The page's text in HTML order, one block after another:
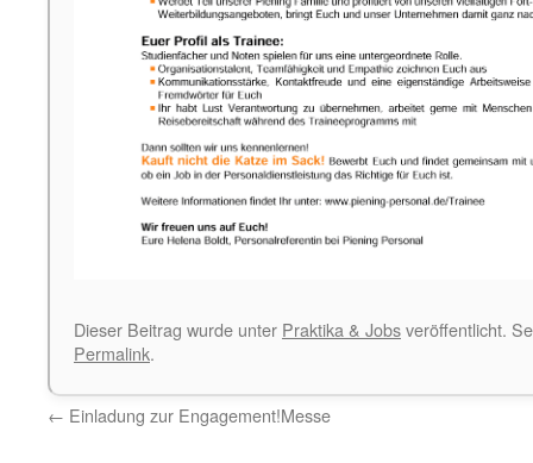
Dieser Beitrag wurde unter Praktika & Jobsveröffentlicht.
Permalink.
← Einladung zur Engagement!Messe